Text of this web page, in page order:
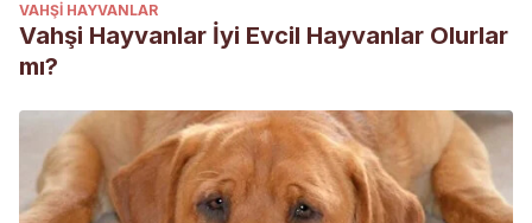
VAHŞI HAYVANLAR
Vahşi Hayvanlar İyi Evcil Hayvanlar Olurlar
mı?